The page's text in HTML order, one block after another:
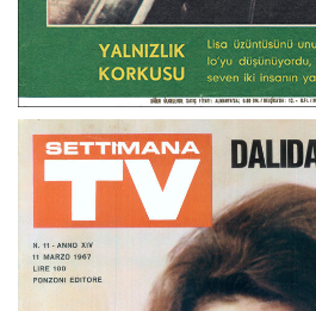
Hayat Roman Resimli –